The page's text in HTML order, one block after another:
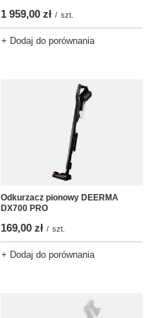
1 959,00 zł / szt.
+ Dodaj do porównania
Odkurzacz pionowy DEERMA
DX700 PRO
169,00 zł / szt.
+ Dodaj do porównania